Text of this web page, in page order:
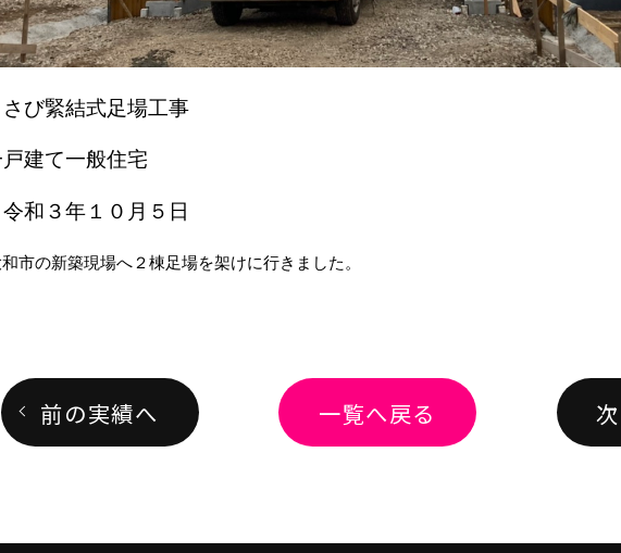
び緊結式足場工事
建て一般住宅
和３年１０月５日
市の新築現場へ２棟足場を架けに行きました。
前の実績へ 一覧へ戻る